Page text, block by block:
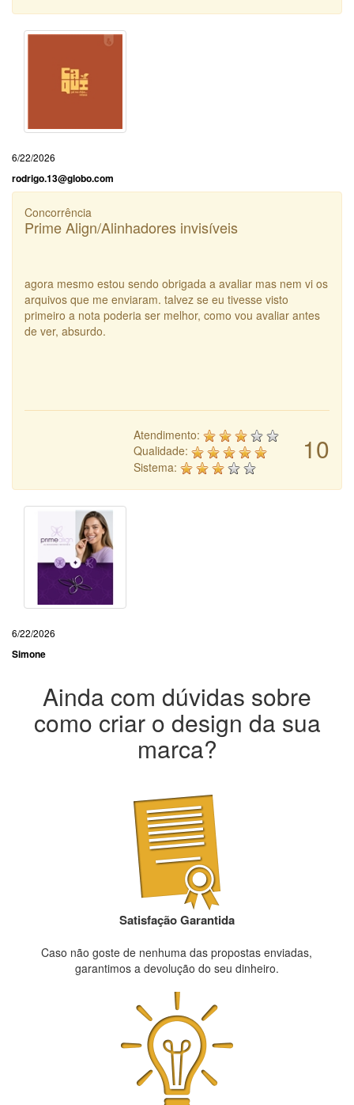
6/22/2026
rodrigo.13@globo.com
Concorrência
Prime Align/Alinhadores invisíveis
agora mesmo estou sendo obrigada a avaliar mas nem vi os
arquivos que me enviaram. talvez se eu tivesse visto
primeiro a nota poderia ser melhor, como vou avaliar antes
de ver, absurdo.
10
Atendimento:
Qualidade:
Sistema:
6/22/2026
Simone
Ainda com dúvidas sobre
como criar o design da sua
marca?
Satisfação Garantida
Caso não goste de nenhuma das propostas enviadas,
garantimos a devolução do seu dinheiro.